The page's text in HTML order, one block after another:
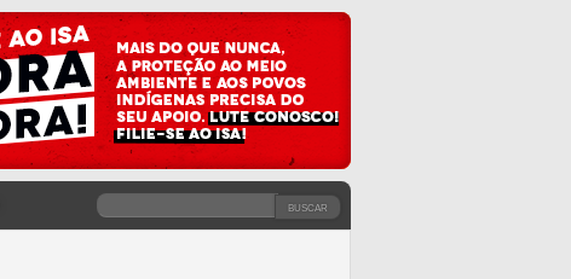
FORMULÁRIO DE BUSCA
BUSCAR